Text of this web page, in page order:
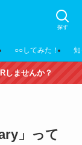
探す
○○してみた！
しませんか？
」って